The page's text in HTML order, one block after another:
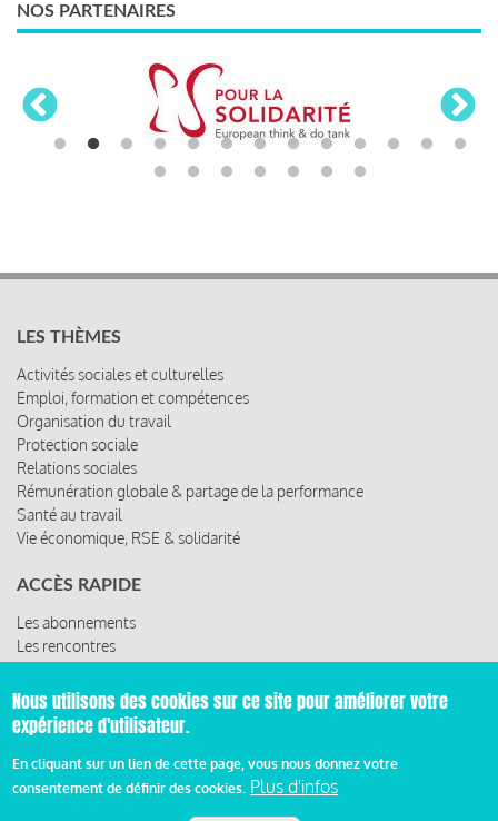
NOS PARTENAIRES
LES THÈMES
Activités sociales et culturelles
Emploi, formation et compétences
Organisation du travail
Protection sociale
Relations sociales
Rémunération globale & partage de la performance
Santé au travail
Vie économique, RSE & solidarité
ACCÈS RAPIDE
Les abonnements
Les rencontres
© 2019 Miroir Social - Réalisé parCafffeine
Mentions légales et condition générale d’utilisation et
Nous utilisons des cookies sur ce site pour améliorer votre
expérience d'utilisateur.
En cliquant sur un lien de cette page, vous nous donnez votre
consentement de définir des cookies. Plus d'infos